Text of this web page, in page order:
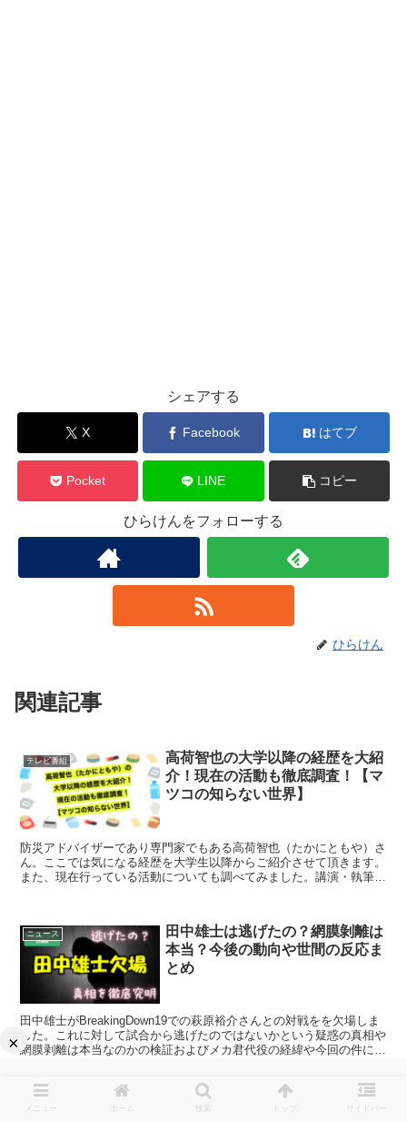
シェアする
X Facebook はてブ
Pocket LINE コピー
ひらけんをフォローする
ひらけん
関連記事
テレビ番組
高荷智也の大学以降の経歴を大紹
介！現在の活動も徹底調査！【マ
ツコの知らない世界】
防災アドバイザーであり専門家でもある高荷智也（たかにともや）さ
ん。ここでは気になる経歴を大学生以降からご紹介させて頂きます。
また、現在行っている活動についても調べてみました。講演・執筆・
ニュース
田中雄士は逃げたの？網膜剝離は
本当？今後の動向や世間の反応ま
とめ
田中雄士がBreakingDown19での萩原裕介さんとの対戦をを欠場しま
した。これに対して試合から逃げたのではないかという疑惑の真相や
網膜剥離は本当なのかの検証およびメカ君代役の経緯や今回の件につ
ブレイキングダウン
sakkki(サキ）と白川陸斗の因縁
メニュー ホーム 検索 トップ サイドバー
×